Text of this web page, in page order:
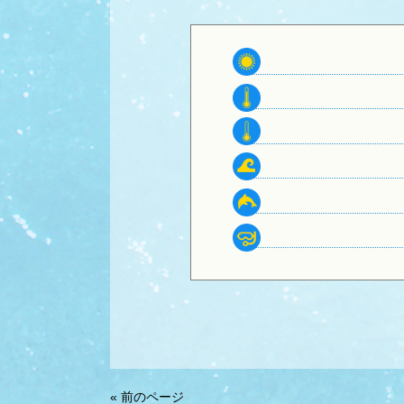
« 前のページ